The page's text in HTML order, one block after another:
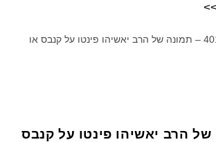
4011 – תמונה של הרב יאשיהו פינטו על קנבס או
של הרב יאשיהו פינטו על קנבס